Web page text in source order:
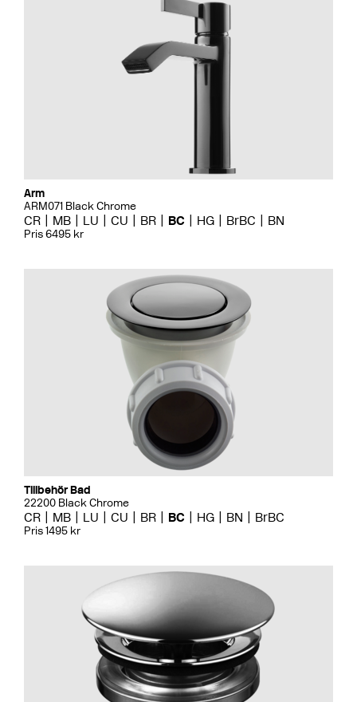
Arm
ARM071 Black Chrome
CR MB LU CU BR BC HG BrBC BN
Pris 6495 kr
Tillbehör Bad
22200 Black Chrome
CR MB LU CU BR BC HG BN BrBC
Pris 1495 kr